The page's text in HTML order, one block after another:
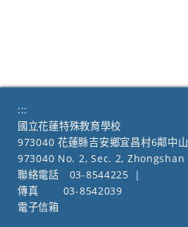
:::
國立花蓮特殊教育學校
973040 花蓮縣吉安鄉宜昌村6鄰中
973040 No. 2, Sec. 2,
聯絡電話
03-8544225
|
傳真
03-8542039
電子信箱